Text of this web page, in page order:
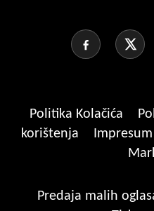
Politika Kolačića
korištenja
Impresum
Predaja malih